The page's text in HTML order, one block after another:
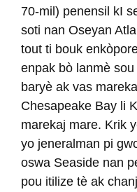
70-mil) penensil kI
soti nan Oseyan
tout ti bouk
enpak bò lanmè
baryè ak vas
Chesapeake Bay li
marekaj mare. Krik
yo jeneralman pi
oswa Seaside nan
pou itilize tè ak